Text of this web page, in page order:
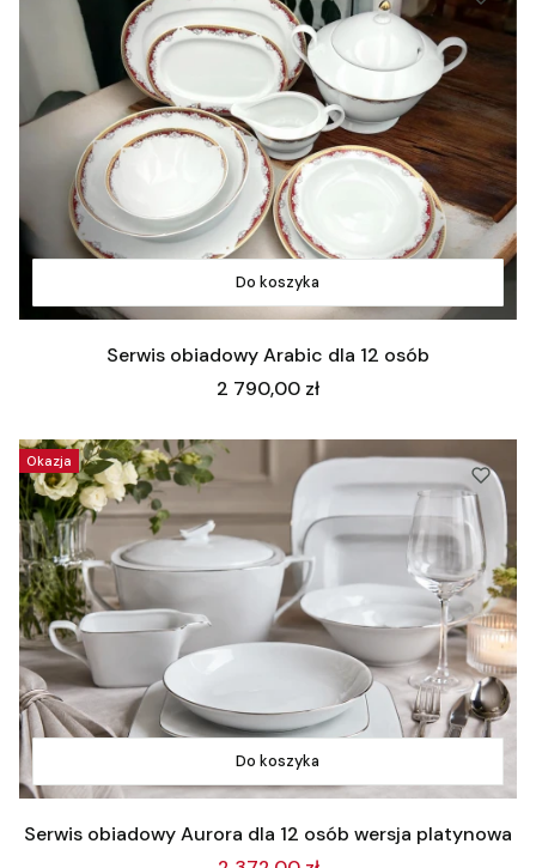
Do koszyka
Serwis obiadowy Arabic dla 12 osób
Cena
2 790,00 zł
Okazja
Do koszyka
Serwis obiadowy Aurora dla 12 osób wersja platynowa